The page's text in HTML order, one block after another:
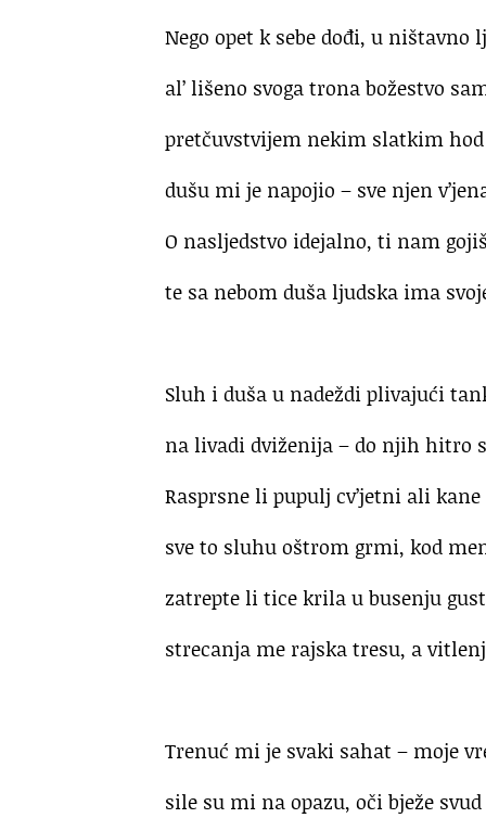
Nego opet k sebe dođi, u ništavno
al’ lišeno svoga trona božestvo
pretčuvstvijem nekim slatkim
dušu mi je napojio – sve njen
O nasljedstvo idejalno, ti nam
te sa nebom duša ljudska ima
Sluh i duša u nadeždi plivajući
na livadi dviženija – do njih hitro
Rasprsne li pupulj cv’jetni ali
sve to sluhu oštrom grmi, kod
zatrepte li tice krila u busenju
strecanja me rajska tresu, a
Trenuć mi je svaki sahat – moje
sile su mi na opazu, oči bježe svud